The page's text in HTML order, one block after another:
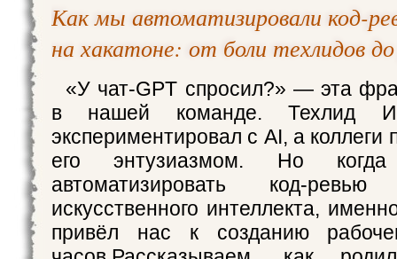
Как мы автоматизировали код-
на хакатоне: от боли техлидов
«У чат-GPT спросил?» — эта
в нашей команде. Техлид
экспериментировал с AI, а коллеги
его энтузиазмом. Но
автоматизировать код-
искусственного интеллекта,
привёл нас к созданию